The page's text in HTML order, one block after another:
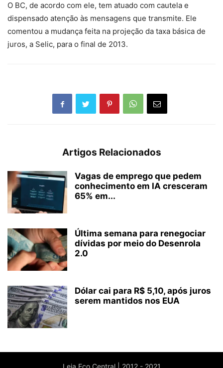
O BC, de acordo com ele, tem atuado com cautela e
dispensado atenção às mensagens que transmite. Ele
comentou a mudança feita na projeção da taxa básica de
juros, a Selic, para o final de 2013.
Artigos Relacionados
Vagas de emprego que pedem
conhecimento em IA cresceram
65% em...
Última semana para renegociar
dívidas por meio do Desenrola
2.0
Dólar cai para R$ 5,10, após juros
serem mantidos nos EUA
Leia Eco Central | 2012 - 2021